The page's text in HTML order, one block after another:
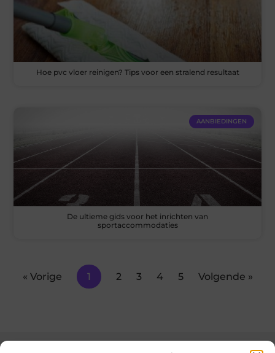
Hoe pvc vloer reinigen? Tips voor een stralend resultaat
AANBIEDINGEN
De ultieme gids voor het inrichten van
sportaccommodaties
« Vorige 1 2 3 4 5 Volgende »